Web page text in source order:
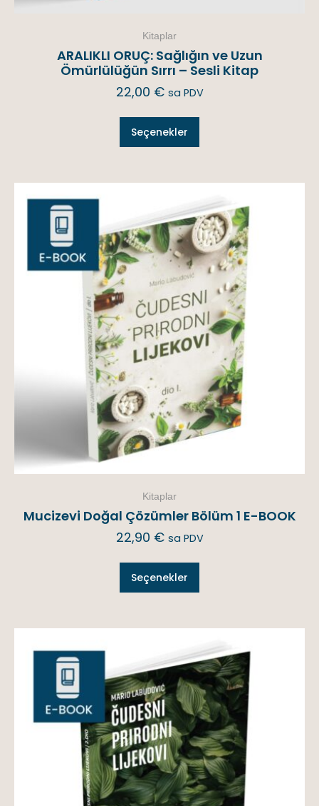
Kitaplar
ARALIKLI ORUÇ: Sağlığın ve Uzun
Ömürlülüğün Sırrı – Sesli Kitap
22,00 € sa PDV
Seçenekler
Kitaplar
Mucizevi Doğal Çözümler Bölüm 1 E-BOOK
22,90 € sa PDV
Seçenekler